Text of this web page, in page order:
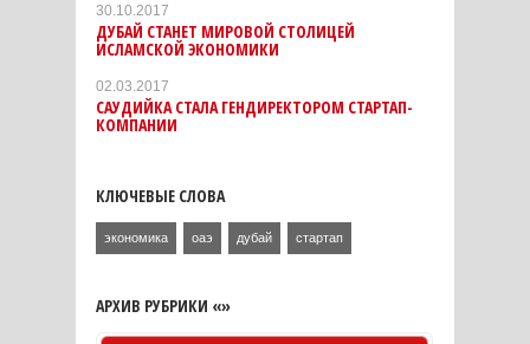
30.10.2017
ДУБАЙ СТАНЕТ МИРОВОЙ СТОЛИЦЕЙ
ИСЛАМСКОЙ ЭКОНОМИКИ
02.03.2017
САУДИЙКА СТАЛА ГЕНДИРЕКТОРОМ СТАРТАП-
КОМПАНИИ
КЛЮЧЕВЫЕ СЛОВА
экономика оаэ дубай стартап
АРХИВ РУБРИКИ «»